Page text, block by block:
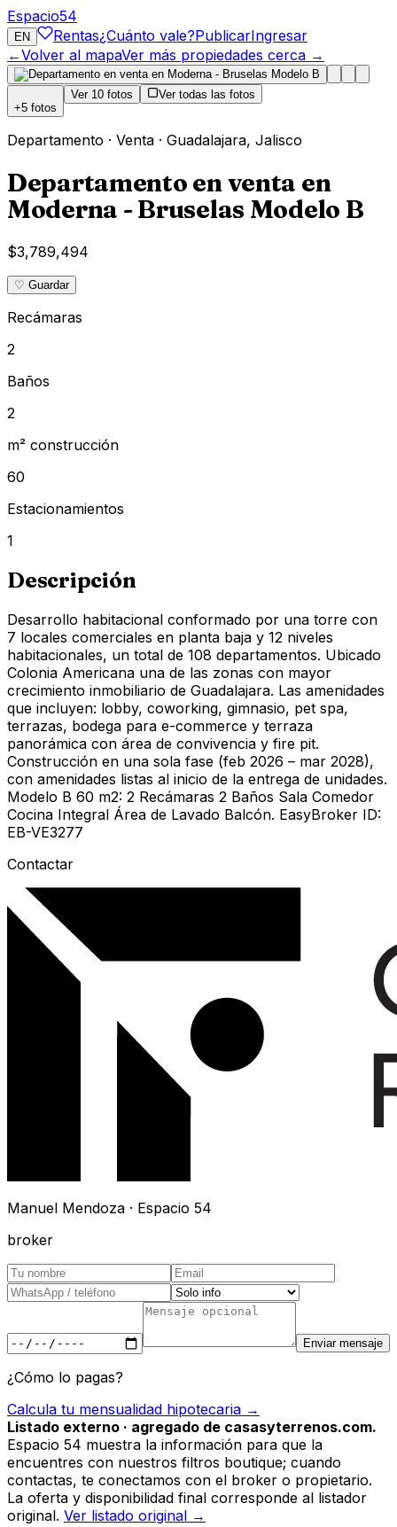
Espacio54
EN Rentas¿Cuánto vale?PublicarIngresar
←Volver al mapaVer más propiedades cerca →
+5 fotos
Ver 10 fotos Ver todas las fotos
Departamento · Venta · Guadalajara, Jalisco
Departamento en venta en
Moderna - Bruselas Modelo B
$3,789,494
♡ Guardar
Recámaras
2
Baños
2
m² construcción
60
Estacionamientos
1
Descripción
Desarrollo habitacional conformado por una torre con
7 locales comerciales en planta baja y 12 niveles
habitacionales, un total de 108 departamentos. Ubicado
Colonia Americana una de las zonas con mayor
crecimiento inmobiliario de Guadalajara. Las amenidades
que incluyen: lobby, coworking, gimnasio, pet spa,
terrazas, bodega para e-commerce y terraza
panorámica con área de convivencia y fire pit.
Construcción en una sola fase (feb 2026 – mar 2028),
con amenidades listas al inicio de la entrega de unidades.
Modelo B 60 m2: 2 Recámaras 2 Baños Sala Comedor
Cocina Integral Área de Lavado Balcón. EasyBroker ID:
EB-VE3277
Contactar
Manuel Mendoza · Espacio 54
broker
Enviar mensaje
¿Cómo lo pagas?
Calcula tu mensualidad hipotecaria →
Listado externo · agregado de casasyterrenos.com.
Espacio 54 muestra la información para que la
encuentres con nuestros filtros boutique; cuando
contactas, te conectamos con el broker o propietario.
La oferta y disponibilidad final corresponde al listador
original. Ver listado original →